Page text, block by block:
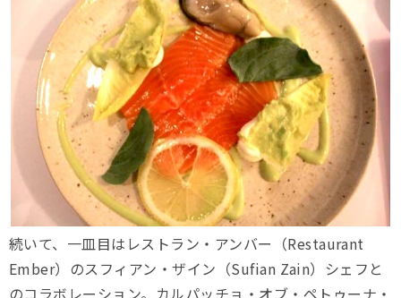
続いて、一皿目はレストラン・アンバー（Restaurant
Ember）のスフィアン・ザイン（Sufian Zain）シェフと